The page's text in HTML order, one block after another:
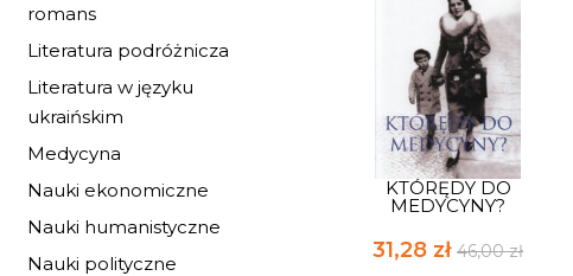
romans
Literatura podróżnicza
Literatura w języku
ukraińskim
Medycyna
Nauki ekonomiczne
Nauki humanistyczne
Nauki polityczne
KTÓRĘDY DO
MEDYCYNY?
31,28 zł46,00 zł